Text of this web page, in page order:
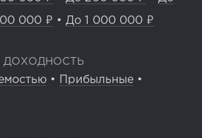
000 ₽ • До 1 000 000 ₽
ДОХОДНОСТЬ
• Прибыльные •